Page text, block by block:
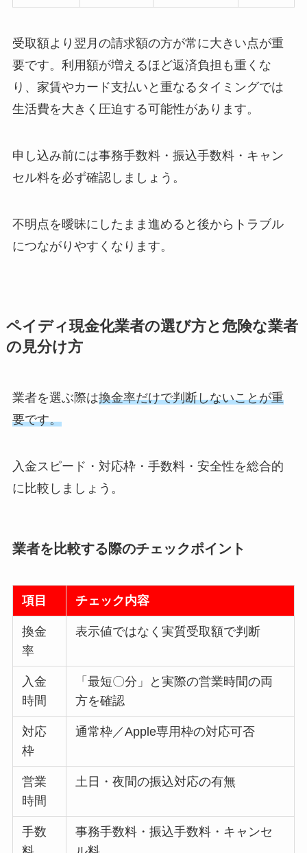
受取額より翌月の請求額の方が常に大きい点が重
要です。利用額が増えるほど返済負担も重くな
り、家賃やカード支払いと重なるタイミングでは
生活費を大きく圧迫する可能性があります。
申し込み前には事務手数料・振込手数料・キャン
セル料を必ず確認しましょう。
不明点を曖昧にしたまま進めると後からトラブル
につながりやすくなります。
ペイディ現金化業者の選び方と危険な業者
の見分け方
業者を選ぶ際は換金率だけで判断しないことが重
要です。
入金スピード・対応枠・手数料・安全性を総合的
に比較しましょう。
業者を比較する際のチェックポイント
項目 チェック内容
換金
率
表示値ではなく実質受取額で判断
入金
時間
「最短〇分」と実際の営業時間の両
方を確認
対応
枠
通常枠／Apple専用枠の対応可否
営業
時間
土日・夜間の振込対応の有無
手数
事務手数料・振込手数料・キャンセ